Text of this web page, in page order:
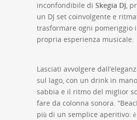
inconfondibile di Skegia DJ,
un DJ set coinvolgente e
trasformare ogni pomeriggio
propria esperienza musicale.
Lasciati avvolgere
sul lago, con un drink in
sabbia e il ritmo del miglior
fare da colonna sonora.
più di un semplice aperitivo: